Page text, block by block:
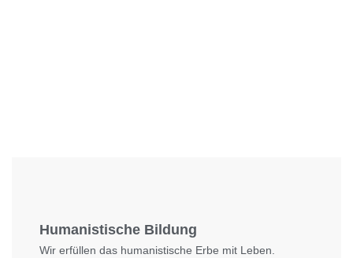
Humanistische Bildung
Wir erfüllen das humanistische Erbe mit Leben.